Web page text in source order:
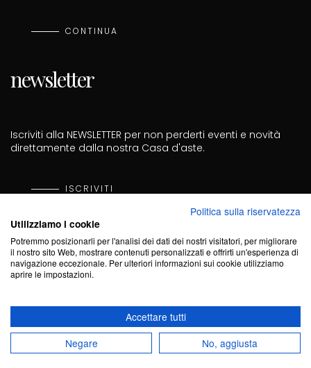
CONTINUA
newsletter
Iscriviti alla NEWSLETTER per non perderti eventi e novità
direttamente dalla nostra Casa d'aste.
ISCRIVITI
Cod. Fisc. PRZGNN70D27A182I - P. Iva 02703440061 - Cod.
Sdi KRRH6B9
Politica sulla riservatezza
Utilizziamo i cookie
Potremmo posizionarli per l'analisi dei dati dei nostri visitatori, per migliorare
il nostro sito Web, mostrare contenuti personalizzati e offrirti un'esperienza di
navigazione eccezionale. Per ulteriori informazioni sui cookie utilizziamo
aprire le impostazioni.
Accettare tutti
Negare
No, aggiusta